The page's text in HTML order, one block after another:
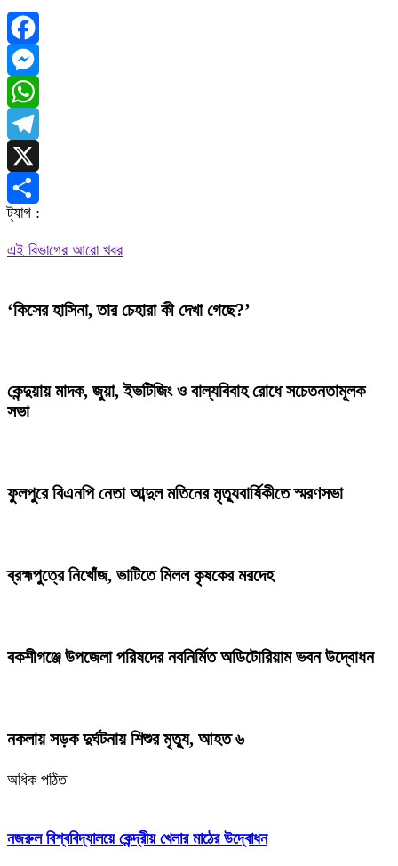
Facebook
Messenger
WhatsApp
Telegram
X
Share
ট্যাগ :
এই বিভাগের আরো খবর
‘কিসের হাসিনা, তার চেহারা কী দেখা গেছে?’
কেন্দুয়ায় মাদক, জুয়া, ইভটিজিং ও বাল্যবিবাহ রোধে সচেতনতামূলক
সভা
ফুলপুরে বিএনপি নেতা আব্দুল মতিনের মৃত্যুবার্ষিকীতে স্মরণসভা
ব্রহ্মপুত্রে নিখোঁজ, ভাটিতে মিলল কৃষকের মরদেহ
বকশীগঞ্জে উপজেলা পরিষদের নবনির্মিত অডিটোরিয়াম ভবন উদ্বোধন
নকলায় সড়ক দুর্ঘটনায় শিশুর মৃত্যু, আহত ৬
অধিক পঠিত
নজরুল বিশ্ববিদ্যালয়ে কেন্দ্রীয় খেলার মাঠের উদ্বোধন